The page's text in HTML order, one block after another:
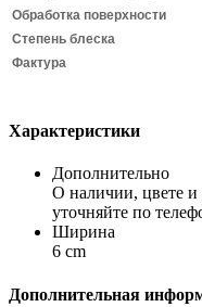
Обработка поверхности
Степень блеска
Фактура
Характеристики
Дополнительно
О наличии, цвете и
уточняйте по
Ширина
6 cm
Дополнительная